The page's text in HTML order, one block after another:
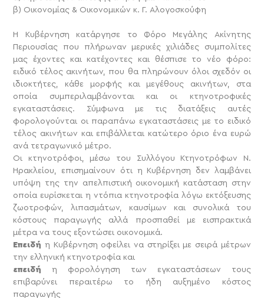
β) Οικονομίας & Οικονομικών κ. Γ. Αλογοσκούφη
Η Κυβέρνηση κατάργησε το Φόρο Μεγάλης Ακίνητης
Περιουσίας που πλήρωναν μερικές χιλιάδες συμπολίτες
μας έχοντες και κατέχοντες και θέσπισε το νέο φόρο:
ειδικό τέλος ακινήτων, που θα πληρώνουν όλοι σχεδόν οι
ιδιοκτήτες, κάθε μορφής και μεγέθους ακινήτων, στα
οποία συμπεριλαμβάνονται και οι κτηνοτροφικές
εγκαταστάσεις. Σύμφωνα με τις διατάξεις αυτές
φορολογούνται οι παραπάνω εγκαταστάσεις με το ειδικό
τέλος ακινήτων και επιβάλλεται κατώτερο όριο ένα ευρώ
ανά τετραγωνικό μέτρο.
Οι κτηνοτρόφοι, μέσω του Συλλόγου Κτηνοτρόφων Ν.
Ηρακλείου, επισημαίνουν ότι η Κυβέρνηση δεν λαμβάνει
υπόψη της την απελπιστική οικονομική κατάσταση στην
οποία ευρίσκεται η ντόπια κτηνοτροφία λόγω εκτόξευσης
ζωοτροφών, λιπασμάτων, καυσίμων και συνολικά του
κόστους παραγωγής αλλά προσπαθεί με εισπρακτικά
μέτρα να τους εξοντώσει οικονομικά.
Επειδήη Κυβέρνηση οφείλει να στηρίξει με σειρά μέτρων
την ελληνική κτηνοτροφία και
επειδήη φορολόγηση των εγκαταστάσεων τους
επιβαρύνει περαιτέρω το ήδη αυξημένο κόστος
παραγωγής